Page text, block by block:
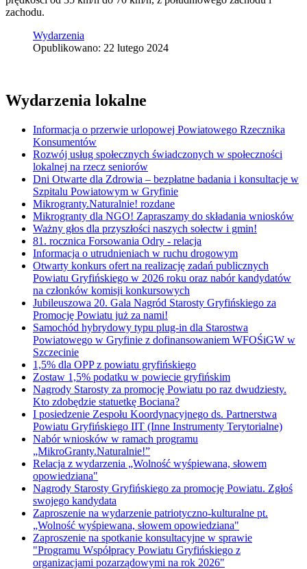
zachodu.
Wydarzenia
Opublikowano: 22 lutego 2024
Wydarzenia lokalne
Informacja o przerwie urlopowej Powiatowego Rzecznika
Konsumentów
Rozwój usług społecznych świadczonych w społeczności
lokalnej na rzecz seniorów
Dni Otwarte dla Zdrowia – bezpłatne badania i konsultacje w
Szpitalu Powiatowym w Gryfinie
Mikrogranty.Naturalnie! rozdane
Mikrogranty dla NGO! Zapraszamy do składania wniosków
Ważny głos dla przyszłości naszych sołectw i gmin!
81. rocznica Forsowania Odry - relacja
Informacja o utrudnieniach w ruchu drogowym
Otwarty konkurs ofert na realizację zadań publicznych
Powiatu Gryfińskiego w 2026 roku oraz nabór kandydatów
na członków komisji konkursowych
Jubileuszowa 20. Gala Nagród Starosty Gryfińskiego za
Promocję Powiatu już za nami!
Samochód hybrydowy typu plug-in dla Starostwa
Powiatowego w Gryfinie z dofinansowaniem WFOŚiGW w
Szczecinie
1,5% dla OPP z powiatu gryfińskiego
Zostaw 1,5% podatku w powiecie gryfińskim
Nagrody Starosty za promocję Powiatu po raz dwudziesty.
Kto zdobędzie statuetkę Bociana?
I posiedzenie Zespołu Koordynacyjnego ds. Partnerstwa
Powiatu Gryfińskiego IIT (Inne Instrumenty Terytorialne)
Nabór wniosków w ramach programu
„MikroGranty.Naturalnie!”
Relacja z wydarzenia „Wolność wyśpiewana, słowem
opowiedziana"
Nagrody Starosty Gryfińskiego za promocję Powiatu. Zgłoś
swojego kandydata
Zaproszenie na wydarzenie patriotyczno-kulturalne pt.
„Wolność wyśpiewana, słowem opowiedziana"
Zaproszenie na spotkanie konsultacyjne w sprawie
"Programu Współpracy Powiatu Gryfińskiego z
organizacjami pozarządowymi na rok 2026"